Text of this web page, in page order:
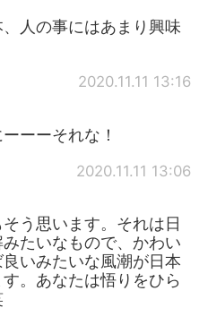
人の事にはあまり興味
2020.11.11 13:16
ーーそれな！
2020.11.11 13:06
う思います。それは日
たいなもので、かわい
いみたいな風潮が日本
。あなたは悟りをひら